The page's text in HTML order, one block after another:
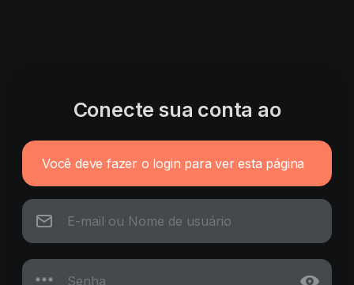
Conecte sua conta ao
Você deve fazer o login para ver esta página